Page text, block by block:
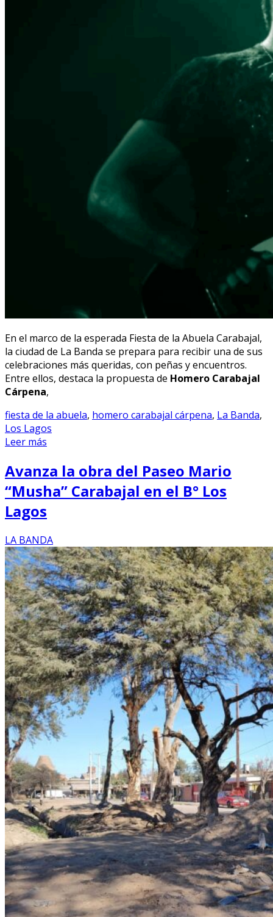
En el marco de la esperada Fiesta de la Abuela Carabajal,
la ciudad de La Banda se prepara para recibir una de sus
celebraciones más queridas, con peñas y encuentros.
Entre ellos, destaca la propuesta de Homero Carabajal
Cárpena,
fiesta de la abuela, homero carabajal cárpena, La Banda,
Los Lagos
Leer más
Avanza la obra del Paseo Mario
“Musha” Carabajal en el B° Los
Lagos
LA BANDA